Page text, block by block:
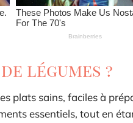
légumes ?
plats sains, faciles à
essentiels, tout en